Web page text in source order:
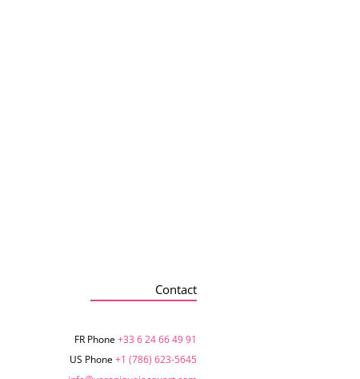
Contact
FR Phone+33 6 24 66 49 91
US Phone+1 (786) 623-5645‬